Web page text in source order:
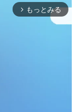
arrow_forward_ios もっとみる